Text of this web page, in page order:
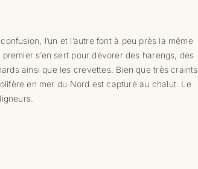
l’un et l’autre font à peu près la même
s’en sert pour dévorer des harengs, des
ainsi que les crevettes. Bien que très craints
en mer du Nord est capturé au chalut. Le